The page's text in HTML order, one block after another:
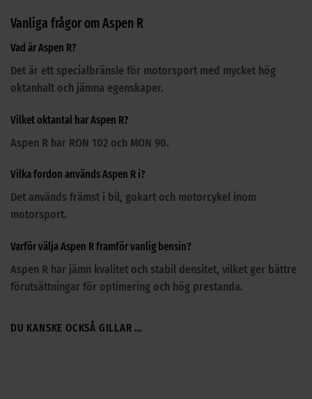
Vanliga frågor om Aspen R
Vad är Aspen R?
Det är ett specialbränsle för motorsport med mycket hög
oktanhalt och jämna egenskaper.
Vilket oktantal har Aspen R?
Aspen R har RON 102 och MON 90.
Vilka fordon används Aspen R i?
Det används främst i bil, gokart och motorcykel inom
motorsport.
Varför välja Aspen R framför vanlig bensin?
Aspen R har jämn kvalitet och stabil densitet, vilket ger bättre
förutsättningar för optimering och hög prestanda.
DU KANSKE OCKSÅ GILLAR …